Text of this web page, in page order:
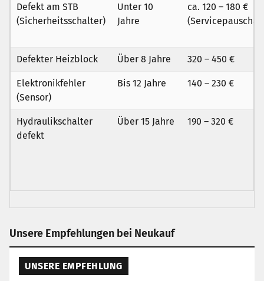
Defekt am STB
(Sicherheitsschalter)
Unter 10
Jahre
ca. 120 – 180 €
Defekter Heizblock Über 8 Jahre 320 – 450 €
Elektronikfehler
(Sensor)
Bis 12 Jahre 140 – 230 €
Hydraulikschalter
defekt
Über 15 Jahre 190 – 320 €
Unsere Empfehlungen bei Neukauf
UNSERE EMPFEHLUNG